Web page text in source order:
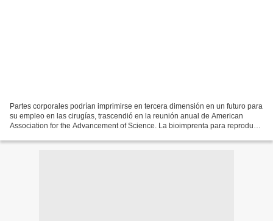
Partes corporales podrían imprimirse en tercera dimensión en un futuro para
su empleo en las cirugías, trascendió en la reunión anual de American
Association for the Advancement of Science. La bioimprenta para reproducir